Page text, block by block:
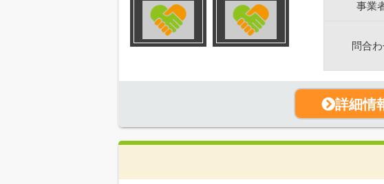
事業
問合
詳細情